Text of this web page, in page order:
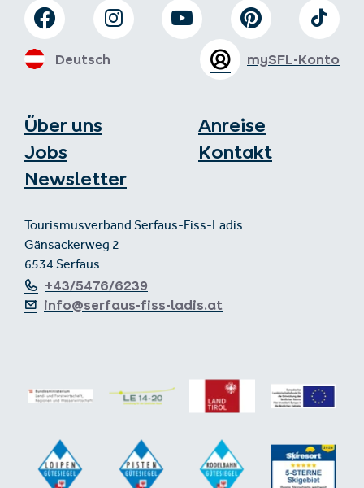
Über uns
Jobs
Newsletter
Anreise
Kontakt
Tourismusverband Serfaus-Fiss-Ladis
Gänsackerweg 2
6534 Serfaus
+43/5476/6239
info@serfaus-fiss-ladis.at
mySFL-Konto
Deutsch